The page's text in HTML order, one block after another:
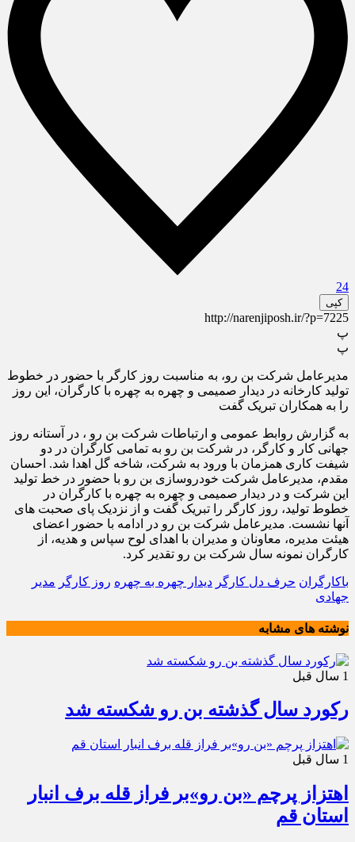
24
کپی
http://narenjiposh.ir/?p=7225
پ
پ
مدیرعامل شرکت بن رو، به مناسبت روز کارگر با حضور در خطوط
تولید کارخانه در دیدار صمیمی و‌ چهره به چهره با کارگران، این روز
را به همکاران تبریک گفت
به گزارش روابط عمومی و ارتباطات شرکت بن رو ، در آستانه روز
جهانی کار و کارگر، در شرکت بن رو به تمامی کارگران‌ در ‌دو
‌شیفت کاری همزمان با ورود به شرکت، شاخه گل اهدا شد. احسان
مقدم، مدیرعامل شرکت خودروسازی بن رو با حضور در خط تولید
این شرکت و در دیدار صمیمی و چهره به چهره با کارگران در
خطوط تولید، روز کارگر را تبریک گفت و از نزدیک پای صحبت های
آنها نشست. مدیرعامل شرکت بن رو در ادامه با حضور اعضای
هیئت مدیره، معاونان و مدیران با اهدای لوح سپاس و‌ هدیه، از
کارگران نمونه سال شرکت بن رو تقدیر کرد.
باکارگران حرف دل کارگر دیدار چهره به چهره روز کارگر مدیر
جهادی
نوشته های مشابه
1 سال قبل
رکورد سال گذشته بن رو شکسته شد
1 سال قبل
اهتزاز پرچم «بن رو»بر فراز قله برف انبار
استان قم